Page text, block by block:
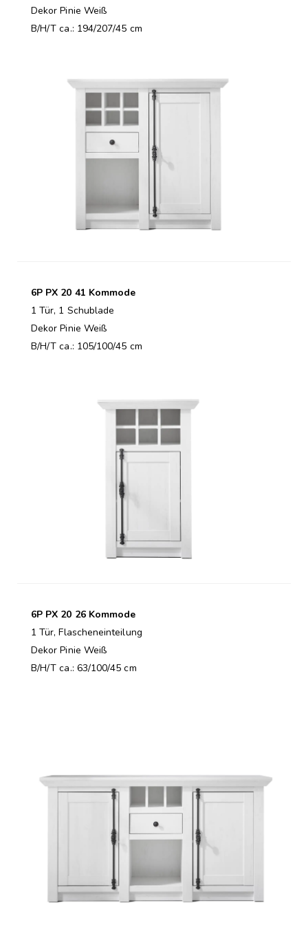
Dekor Pinie Weiß
B/H/T ca.: 194/207/45 cm
6P PX 20 41 Kommode
1 Tür, 1 Schublade
Dekor Pinie Weiß
B/H/T ca.: 105/100/45 cm
6P PX 20 26 Kommode
1 Tür, Flascheneinteilung
Dekor Pinie Weiß
B/H/T ca.: 63/100/45 cm